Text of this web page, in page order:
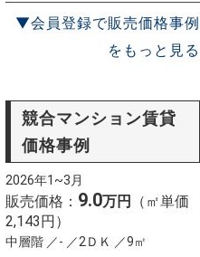
▼会員登録で販売価格事例
をもっと見る
競合マンション賃貸
価格事例
2026年1~3月
販売価格： 9.0万円
（㎡単価
2,143円）
中層階 ／- ／2ＤＫ ／9㎡